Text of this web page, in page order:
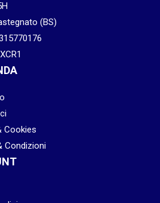
(BS)
Cookies
Condizioni